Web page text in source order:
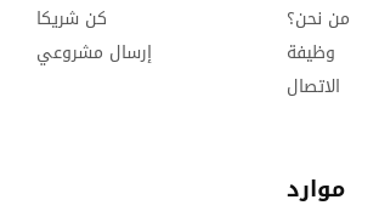
من نحن؟
وظيفة
الاتصال
كن شريكا
إرسال مشروعي
موارد